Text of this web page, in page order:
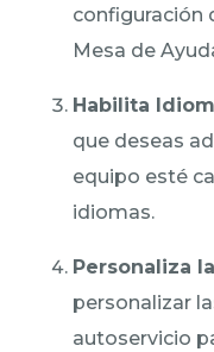
configuración
Mesa de
Habilita
que deseas
equipo esté
idiomas.
Personaliza
personalizar
autoservicio